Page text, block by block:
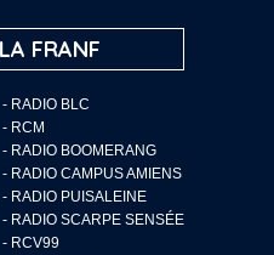
FRANF
- RADIO BLC
- RCM
- RADIO BOOMERANG
- RADIO CAMPUS AMIENS
- RADIO PUISALEINE
- RADIO SCARPE SENSÉE
- RCV99